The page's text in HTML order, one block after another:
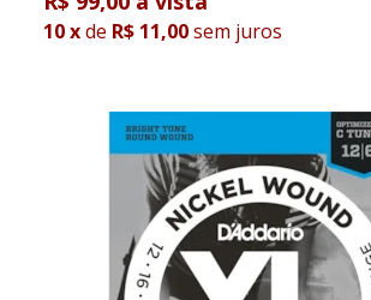
10xde R$ 11,00sem juros